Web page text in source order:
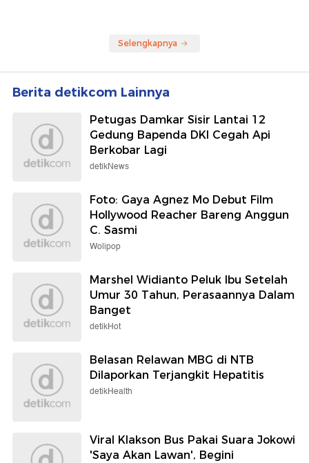
Selengkapnya
Berita detikcom Lainnya
Petugas Damkar Sisir Lantai 12
Gedung Bapenda DKI Cegah Api
Berkobar Lagi
detikNews
Foto: Gaya Agnez Mo Debut Film
Hollywood Reacher Bareng Anggun
C. Sasmi
Wolipop
Marshel Widianto Peluk Ibu Setelah
Umur 30 Tahun, Perasaannya Dalam
Banget
detikHot
Belasan Relawan MBG di NTB
Dilaporkan Terjangkit Hepatitis
detikHealth
Viral Klakson Bus Pakai Suara Jokowi
'Saya Akan Lawan', Begini